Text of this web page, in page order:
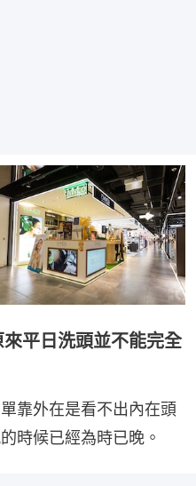
平日洗頭並不能完全
靠外在是看不出內在頭
時候已經為時已晚。